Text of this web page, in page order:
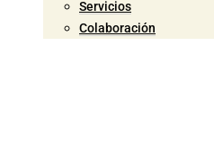
Servicios
Colaboración